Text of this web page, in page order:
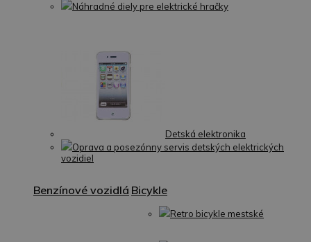
Náhradné diely pre elektrické hračky
Detská elektronika
Oprava a posezónny servis detských elektrických
vozidiel
Benzínové vozidlá Bicykle
Retro bicykle mestské